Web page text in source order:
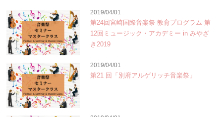
2019/04/01
第24回宮崎国際音楽祭 教育プログラム 第
12回ミュージック・アカデミー in みやざ
き2019
2019/04/01
第21 回「別府アルゲリッチ音楽祭」